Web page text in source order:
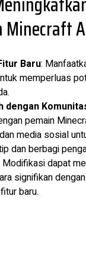
Minecraft
Baru:
memperluas
dengan
pemain
media sosial
dan berbagi
Modifikasi dapat
signifikan
baru.